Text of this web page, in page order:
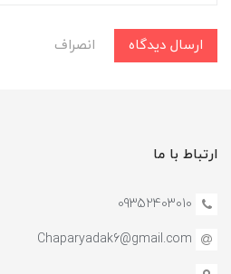
ارسال دیدگاه انصراف
ارتباط با ما
09352403010
Chaparyadak6@gmail.com